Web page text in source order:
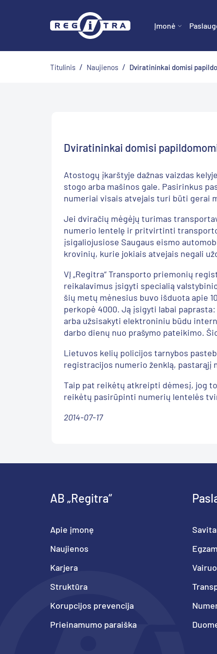
Įmonė
Titulinis / Naujienos / Dviratininkai domisi
Dviratininkai domisi
Atostogų įkarštyje dažnas vaizdas
stogo arba mašinos gale. Pasirinkus
numeriai visais atvejais turi būti gerai
Jei dviračių mėgėjų turimas
numerio lentelę ir pritvirtinti
įsigaliojusiose Saugaus eismo
krovinių, kurie jokiais atvejais negali
VĮ „Regitra“ Transporto priemonių
reikalavimus įsigyti specialią
šių metų mėnesius buvo išduota apie
perkopė 4000. Ją įsigyti labai
arba užsisakyti elektroniniu būdu
darbo dienų nuo prašymo pateikimo.
Lietuvos kelių policijos tarnybos
registracijos numerio ženklą,
Taip pat reikėtų atkreipti dėmesį, jog
reikėtų pasirūpinti numerių lentelės
2014-07-17
AB „Regitra“
Apie įmonę
Naujienos
Karjera
Struktūra
Korupcijos prevencija
Prieinamumo paraiška